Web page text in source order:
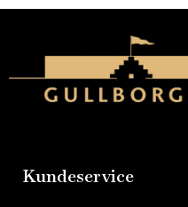
Kundeservice